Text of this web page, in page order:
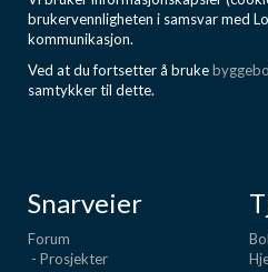
brukervennligheten i samsvar med
kommunikasjon.
Ved at du fortsetter å bruke
samtykker til dette.
Snarveier
Forum
- Prosjekter